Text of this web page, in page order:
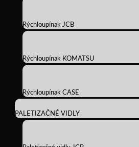
Rýchloupínak JCB
Rýchloupínak KOMATSU
Rýchloupínak CASE
PALETIZAČNÉ VIDLY